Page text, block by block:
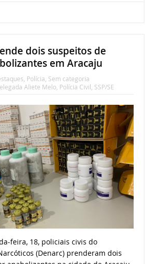
dois suspeitos de
em Aracaju
Polícia Sem categoria
Aliete Melo, Polícia Civil SSP/SE
feira, 18, policiais civis do
(Denarc) prenderam dois